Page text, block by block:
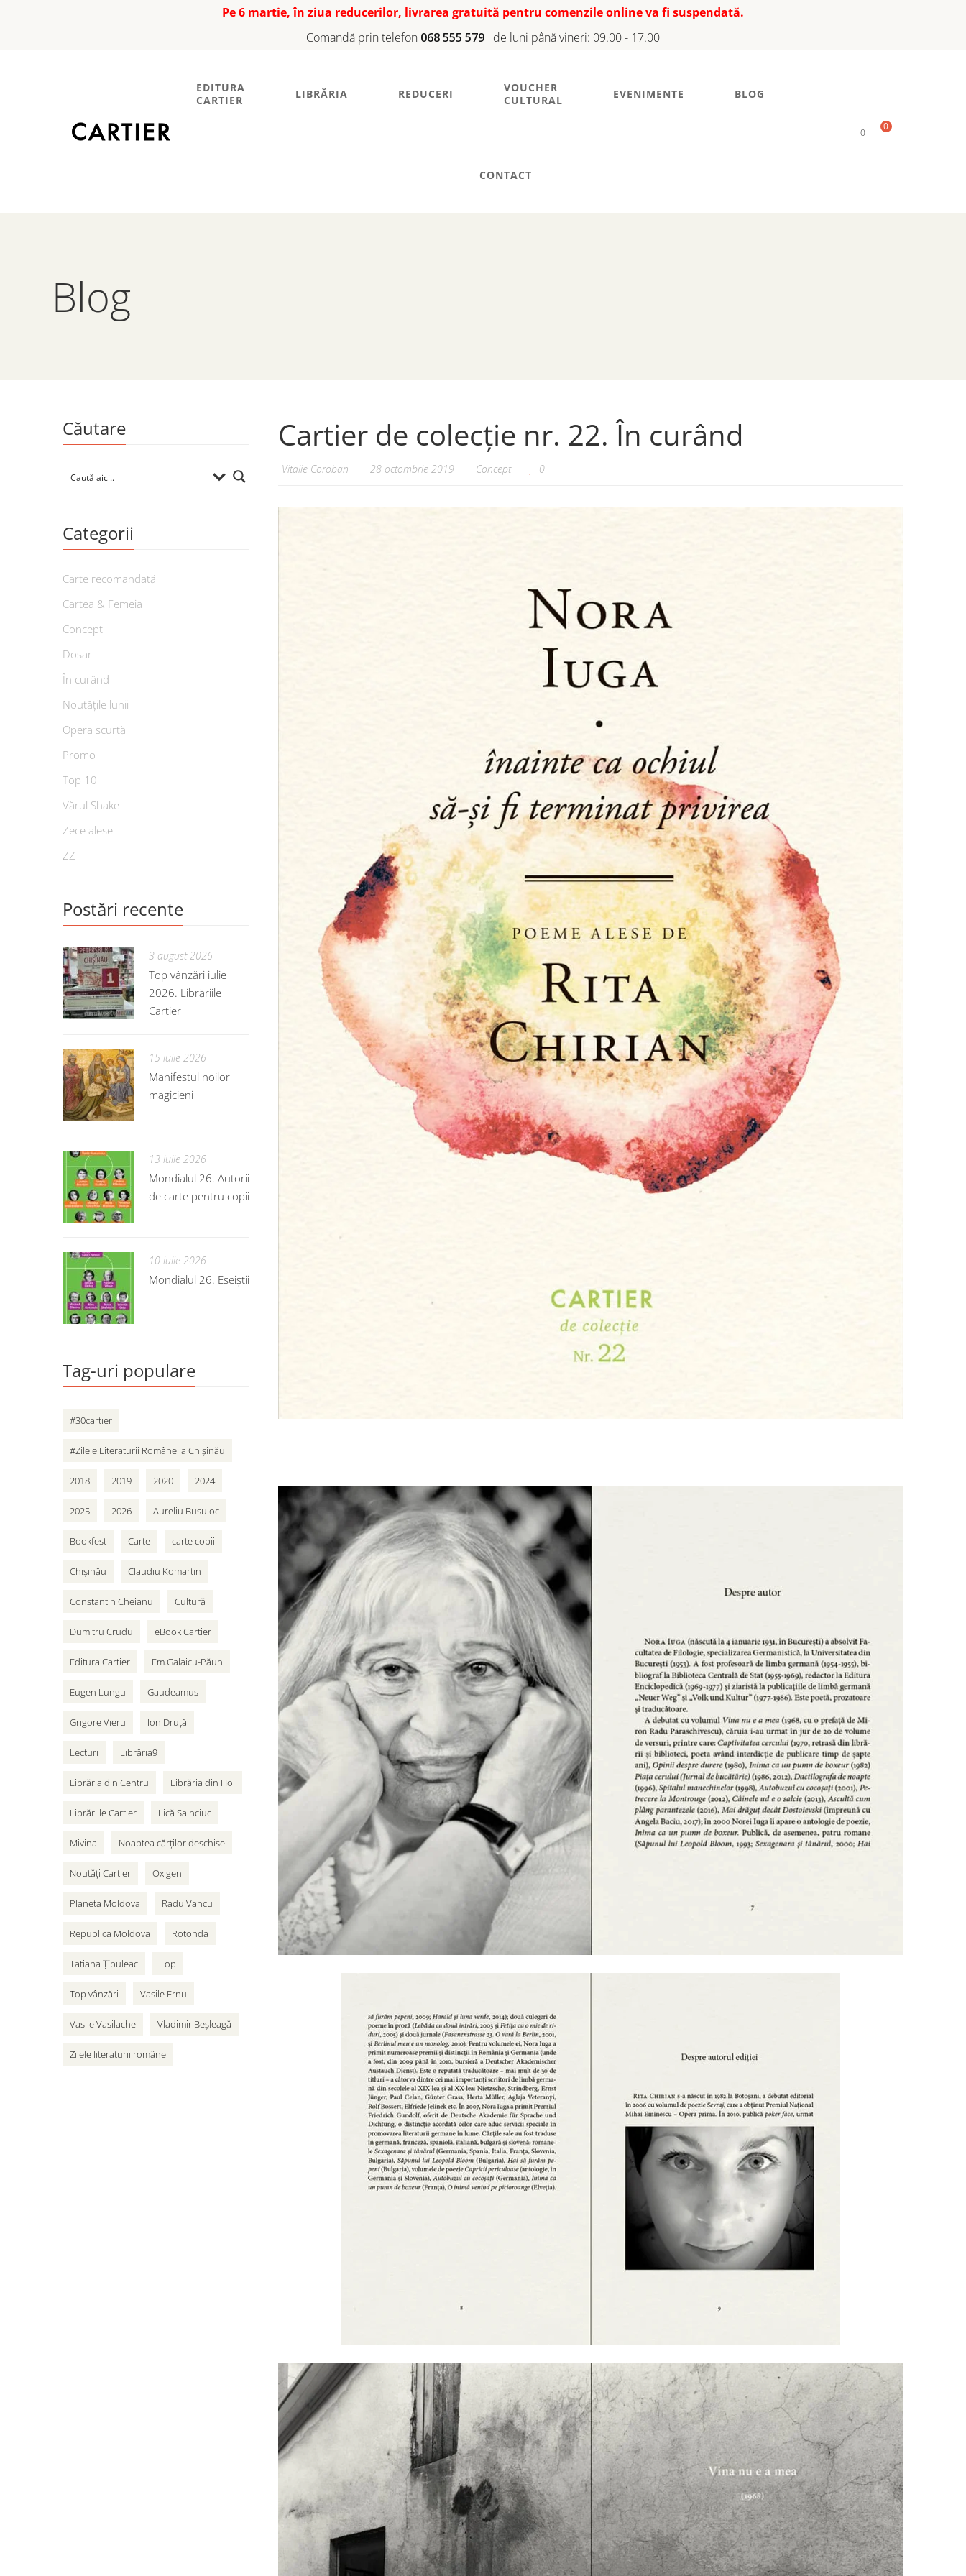
Pe 6 martie, în ziua reducerilor, livrarea gratuită pentru comenzile online va fi suspendată.
Comandă prin telefon 068 555 579 de luni până vineri: 09.00 - 17.00
EDITURA
CARTIER
LIBRĂRIA REDUCERI
VOUCHER
CULTURAL
EVENIMENTE BLOG
CONTACT
0
0
Blog
Cartier de colecție nr. 22. În curând
Vitalie Coroban 28 octombrie 2019 Concept 0
Căutare
Categorii
Carte recomandată
Cartea & Femeia
Concept
Dosar
În curând
Noutățile lunii
Opera scurtă
Promo
Top 10
Vărul Shake
Zece alese
ZZ
Postări recente
3 august 2026
Top vânzări iulie
2026. Librăriile
Cartier
15 iulie 2026
Manifestul noilor
magicieni
13 iulie 2026
Mondialul 26. Autorii
de carte pentru copii
10 iulie 2026
Mondialul 26. Eseiștii
Tag-uri populare
#30cartier
#Zilele Literaturii Române la Chișinău
2018 2019 2020 2024
2025 2026 Aureliu Busuioc
Bookfest Carte carte copii
Chișinău Claudiu Komartin
Constantin Cheianu Cultură
Dumitru Crudu eBook Cartier
Editura Cartier Em.Galaicu-Păun
Eugen Lungu Gaudeamus
Grigore Vieru Ion Druță
Lecturi Librăria9
Librăria din Centru Librăria din Hol
Librăriile Cartier Lică Sainciuc
Mivina Noaptea cărților deschise
Noutăți Cartier Oxigen
Planeta Moldova Radu Vancu
Republica Moldova Rotonda
Tatiana Țîbuleac Top
Top vânzări Vasile Ernu
Vasile Vasilache Vladimir Beșleagă
Zilele literaturii române